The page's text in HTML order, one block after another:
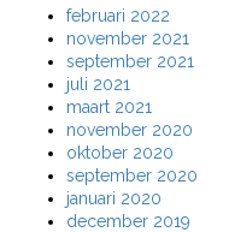
februari 2022
november 2021
september 2021
juli 2021
maart 2021
november 2020
oktober 2020
september 2020
januari 2020
december 2019